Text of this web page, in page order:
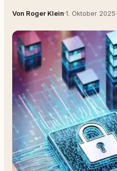
Von Roger Klein·1. Oktober 2025·